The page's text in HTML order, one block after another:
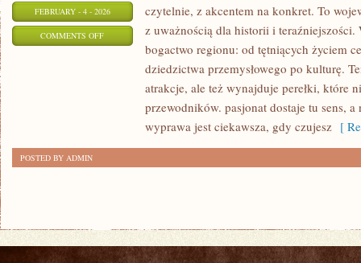
FEBRUARY - 4 - 2026
COMMENTS OFFON
CZĘSTOCHOWA
czytelnie, z akcentem na konkret. To
z uważnością dla historii i teraźniejszości.
bogactwo regionu: od tętniących życiem
dziedzictwa przemysłowego po kulturę.
atrakcje, ale też wynajduje perełki, które
przewodników. pasjonat dostaje tu sens,
wyprawa jest ciekawsza, gdy czujesz [
POSTED BY ADMIN